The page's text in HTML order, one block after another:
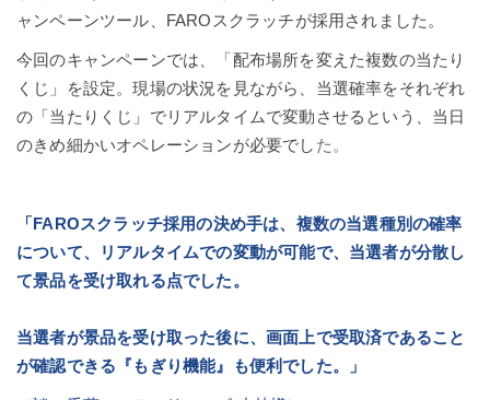
ャンペーンツール、FAROスクラッチが採用されました。
今回のキャンペーンでは、「配布場所を変えた複数の当たり
くじ」を設定。現場の状況を見ながら、当選確率をそれぞれ
の「当たりくじ」でリアルタイムで変動させるという、当日
のきめ細かいオペレーションが必要でし た。
「FAROスクラッチ採用の決め手は、複数の当選種別の確率
について、リアルタイムでの変動が可能で、当選者が分散し
て景品を受け取れる点でした。
当選者が景品を受け取った後に、画面上で受取済であること
が確認できる『もぎり機能』も便利でした。」